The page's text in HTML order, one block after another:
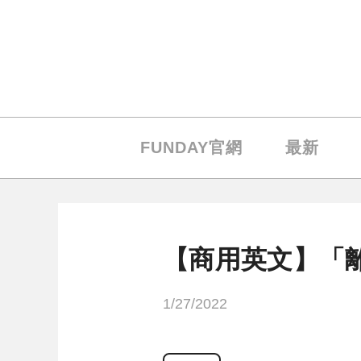
FUNDAY官網 最新
【商用英文】
1/27/2022